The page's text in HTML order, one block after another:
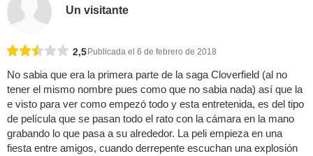
Un visitante
2,5 Publicada el 6 de febrero de 2018
No sabia que era la primera parte de la saga Cloverfield (al no
tener el mismo nombre pues como que no sabia nada) así que la
e visto para ver como empezó todo y esta entretenida, es del tipo
de película que se pasan todo el rato con la cámara en la mano
grabando lo que pasa a su alrededor. La peli empieza en una
fiesta entre amigos, cuando derrepente escuchan una explosión